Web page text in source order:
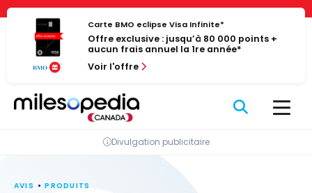
Panneau de gestion des cookies
Passer
contenu
Carte BMO eclipse Visa Infinite*
Offre exclusive : jusqu’à 80 000 points +
aucun frais annuel la 1re année*
Voir l'offre
Divulgation publicitaire
AVIS PRODUITS